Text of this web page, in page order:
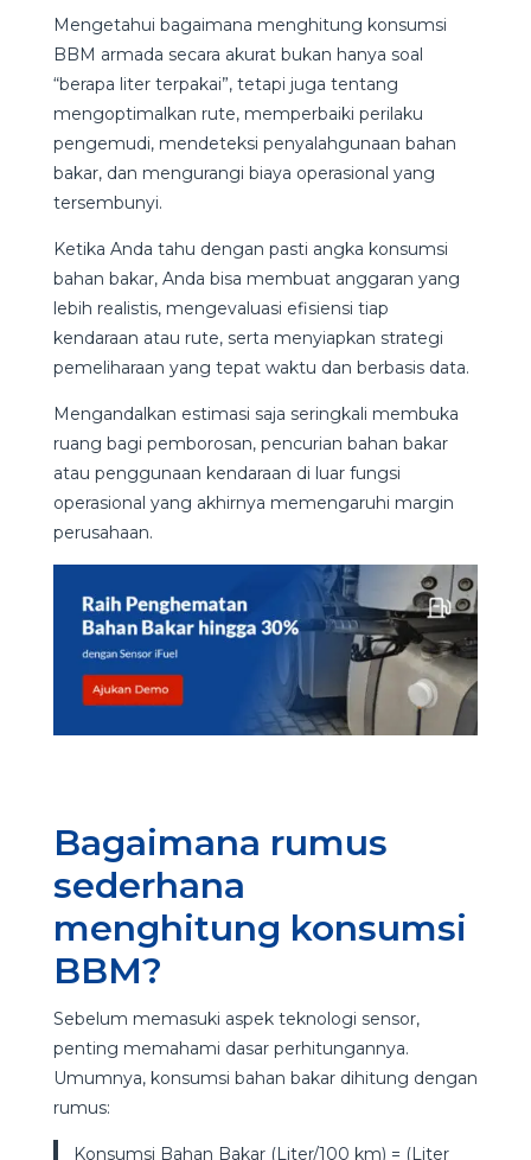
Mengetahui bagaimana menghitung konsumsi
BBM armada secara akurat bukan hanya soal
“berapa liter terpakai”, tetapi juga tentang
mengoptimalkan rute, memperbaiki perilaku
pengemudi, mendeteksi penyalahgunaan bahan
bakar, dan mengurangi biaya operasional yang
tersembunyi.
Ketika Anda tahu dengan pasti angka konsumsi
bahan bakar, Anda bisa membuat anggaran yang
lebih realistis, mengevaluasi efisiensi tiap
kendaraan atau rute, serta menyiapkan strategi
pemeliharaan yang tepat waktu dan berbasis data.
Mengandalkan estimasi saja seringkali membuka
ruang bagi pemborosan, pencurian bahan bakar
atau penggunaan kendaraan di luar fungsi
operasional yang akhirnya memengaruhi margin
perusahaan.
Bagaimana rumus
sederhana
menghitung konsumsi
BBM?
Sebelum memasuki aspek teknologi sensor,
penting memahami dasar perhitungannya.
Umumnya, konsumsi bahan bakar dihitung dengan
rumus:
Konsumsi Bahan Bakar (Liter/100 km) = (Liter